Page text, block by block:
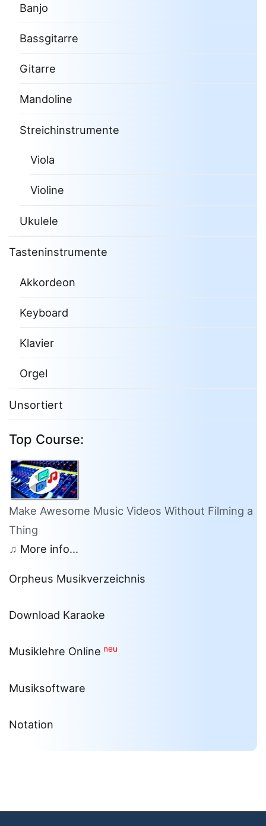
Banjo
Bassgitarre
Gitarre
Mandoline
Streichinstrumente
Viola
Violine
Ukulele
Tasteninstrumente
Akkordeon
Keyboard
Klavier
Orgel
Unsortiert
Top Course:
Make Awesome Music Videos Without Filming a
Thing
♫ More info...
Orpheus Musikverzeichnis
Download Karaoke
Musiklehre Online neu
Musiksoftware
Notation